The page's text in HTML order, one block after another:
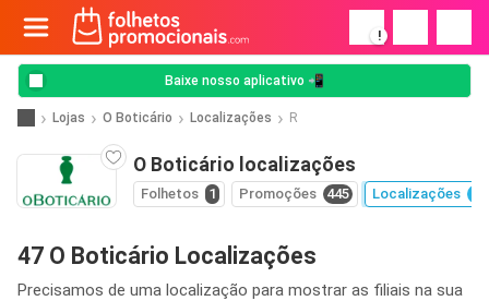
!
Baixe nosso aplicativo 📲
Lojas O Boticário Localizações R
O Boticário localizações
Folhetos 1 Promoções 445 Localizações
47 O Boticário Localizações
Precisamos de uma localização para mostrar as filiais na sua